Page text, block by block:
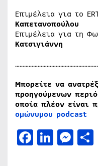
Επιμέλεια για το
Καπετανοπούλου
Επιμέλεια για τη
Κατσιγιάννη
Μπορείτε να
προηγούμενων
οποία πλέον είναι
ομώνυμου podcast
Facebook